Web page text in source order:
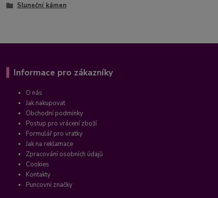
Sluneční kámen
Informace pro zákazníky
O nás
Jak nakupovat
Obchodní podmínky
Postup pro vrácení zboží
Formulář pro vratky
Jak na reklamace
Zpracování osobních údajů
Cookies
Kontakty
Puncovní značky